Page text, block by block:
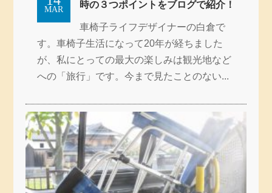
MAR 時の３つポイントをブログで紹介！
車椅子ライフデザイナーの白倉で
す。車椅子生活になって20年が経ちました
が、私にとっての最大の楽しみは観光地など
への「旅行」です。今まで見たことのない...